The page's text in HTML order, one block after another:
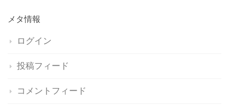
メタ情報
ログイン
投稿フィード
コメントフィード